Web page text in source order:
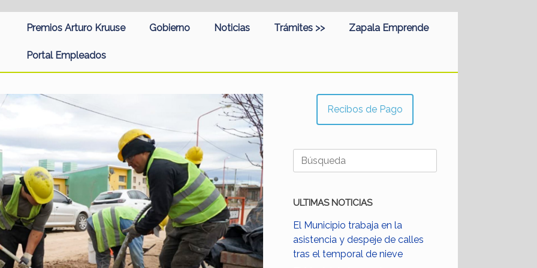
Premios Arturo Kruuse Gobierno Noticias Trámites >> Zapala Emprende
Portal Empleados
Recibos de Pago
Buscar:
ULTIMAS NOTICIAS
El Municipio trabaja en la
asistencia y despeje de calles
tras el temporal de nieve